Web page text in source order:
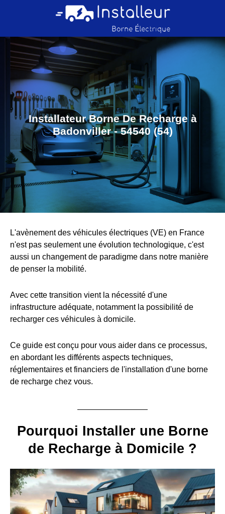
Installateur Borne De Recharge à
Badonviller - 54540 (54)
L'avènement des véhicules électriques (VE) en France
n'est pas seulement une évolution technologique, c'est
aussi un changement de paradigme dans notre manière
de penser la mobilité.
Avec cette transition vient la nécessité d'une
infrastructure adéquate, notamment la possibilité de
recharger ces véhicules à domicile.
Ce guide est conçu pour vous aider dans ce processus,
en abordant les différents aspects techniques,
réglementaires et financiers de l'installation d'une borne
de recharge chez vous.
Pourquoi Installer une Borne
de Recharge à Domicile ?